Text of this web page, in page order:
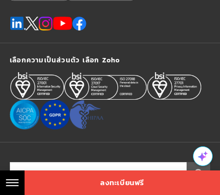
เลือกความเป็นส่วนตัว เลือก Zoho
ลงทะเบียนฟรี